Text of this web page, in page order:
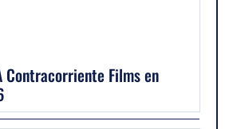
Contracorriente Films en